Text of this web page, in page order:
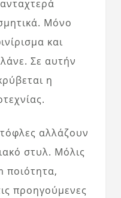
Μόνο
και
Σε αυτήν
η
αλλάζουν
στυλ. Μόλις
ποιότητα,
προηγούμενες